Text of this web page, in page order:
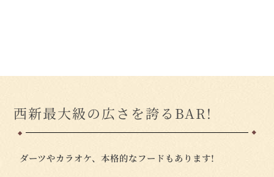
西新最大級の広さを誇るBAR!
ダーツやカラオケ、本格的なフードもあります!